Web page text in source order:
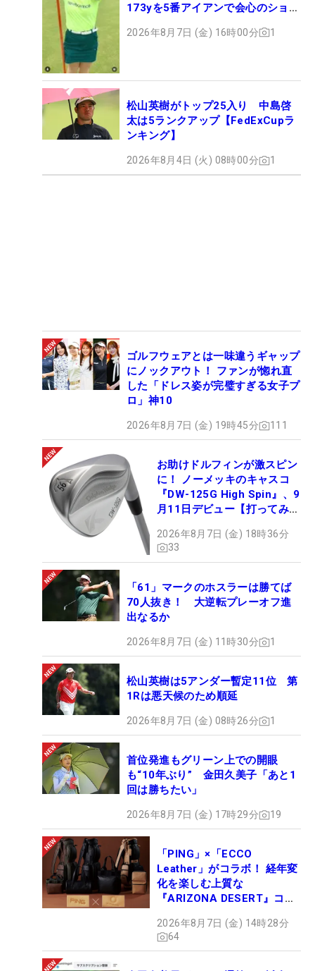
173yを5番アイアンで会心のショッ
2026年8月7日 (金) 16時00分 1
松山英樹がトップ25入り 中島啓
太は5ランクアップ【FedExCupラ
ンキング】
2026年8月4日 (火) 08時00分 1
ゴルフウェアとは一味違うギャップ
にノックアウト！ ファンが惚れ直
した「ドレス姿が完璧すぎる女子プ
ロ」神10
2026年8月7日 (金) 19時45分 111
お助けドルフィンが激スピン
に！ ノーメッキのキャスコ
『DW-125G High Spin』、9
月11日デビュー【打ってみ
2026年8月7日 (金) 18時36分
33
「61」マークのホスラーは勝てば
70人抜き！ 大逆転プレーオフ進
出なるか
2026年8月7日 (金) 11時30分 1
松山英樹は5アンダー暫定11位 第
1Rは悪天候のため順延
2026年8月7日 (金) 08時26分 1
首位発進もグリーン上での開眼
も“10年ぶり” 金田久美子「あと1
回は勝ちたい」
2026年8月7日 (金) 17時29分 19
「PING」×「ECCO
Leather」がコラボ！ 経年変
化を楽しむ上質な
『ARIZONA DESERT』コレ
ュー
2026年8月7日 (金) 14時28分
64